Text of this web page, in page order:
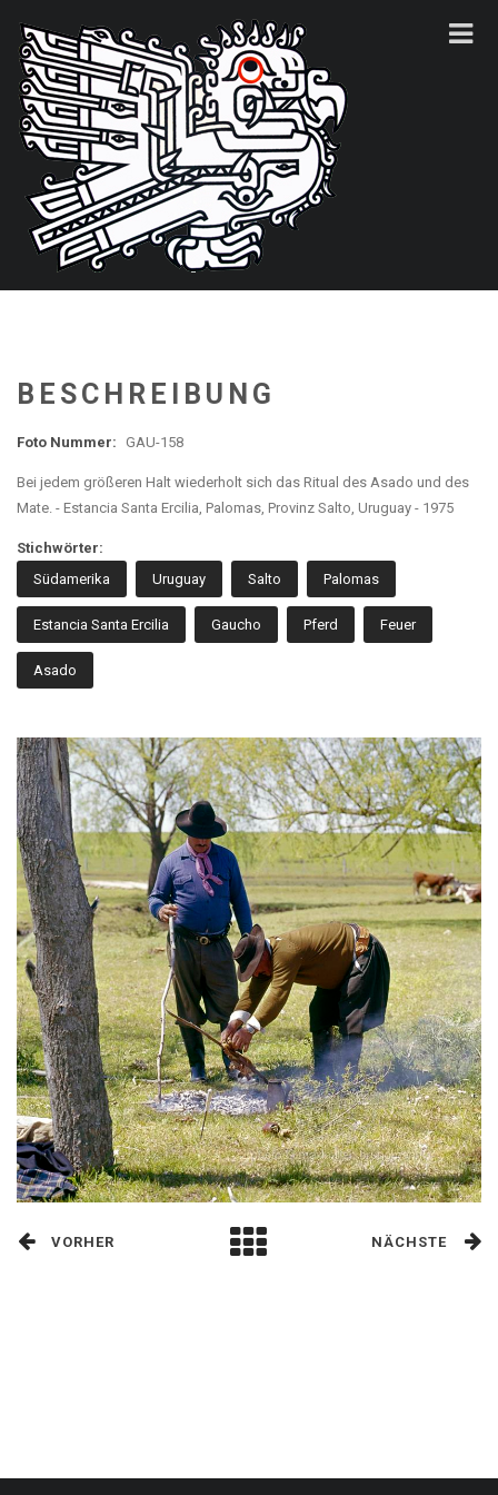
BESCHREIBUNG
Foto Nummer: GAU-158
Bei jedem größeren Halt wiederholt sich das Ritual des Asado und des
Mate. - Estancia Santa Ercilia, Palomas, Provinz Salto, Uruguay - 1975
Stichwörter:
Südamerika
Uruguay Salto Palomas
Estancia Santa Ercilia Gaucho Pferd Feuer
Asado
VORHER NÄCHSTE